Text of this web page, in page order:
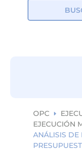
OPC E
EJECUCIÓN
ANÁLISIS DE